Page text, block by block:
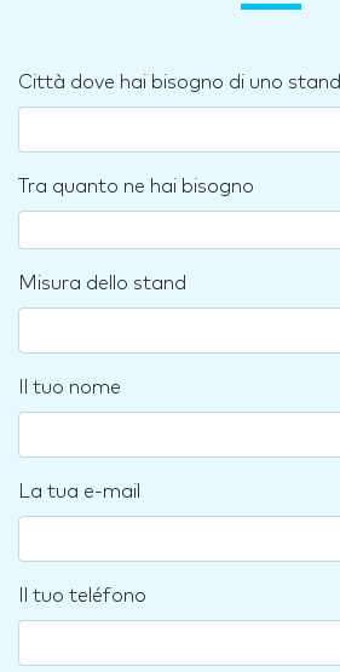
Città dove hai bisogno di uno stand
Tra quanto ne hai bisogno
Misura dello stand
Il tuo nome
La tua e-mail
Il tuo teléfono